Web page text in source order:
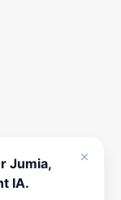
Jumia,
IA.
ou
moi en